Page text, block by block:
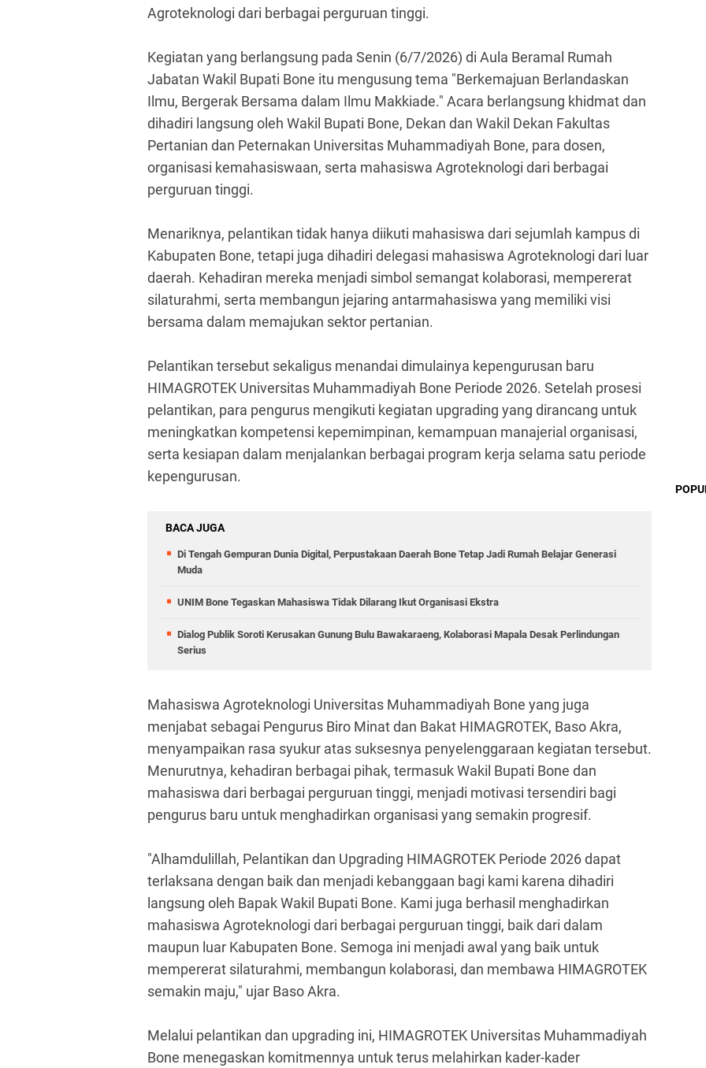
Agroteknologi dari berbagai perguruan tinggi.
Kegiatan yang berlangsung pada Senin (6/7/2026) di Aula Beramal Rumah
Jabatan Wakil Bupati Bone itu mengusung tema "Berkemajuan Berlandaskan
Ilmu, Bergerak Bersama dalam Ilmu Makkiade." Acara berlangsung khidmat dan
dihadiri langsung oleh Wakil Bupati Bone, Dekan dan Wakil Dekan Fakultas
Pertanian dan Peternakan Universitas Muhammadiyah Bone, para dosen,
organisasi kemahasiswaan, serta mahasiswa Agroteknologi dari berbagai
perguruan tinggi.
Menariknya, pelantikan tidak hanya diikuti mahasiswa dari sejumlah kampus di
Kabupaten Bone, tetapi juga dihadiri delegasi mahasiswa Agroteknologi dari luar
daerah. Kehadiran mereka menjadi simbol semangat kolaborasi, mempererat
silaturahmi, serta membangun jejaring antarmahasiswa yang memiliki visi
bersama dalam memajukan sektor pertanian.
Pelantikan tersebut sekaligus menandai dimulainya kepengurusan baru
HIMAGROTEK Universitas Muhammadiyah Bone Periode 2026. Setelah prosesi
pelantikan, para pengurus mengikuti kegiatan upgrading yang dirancang untuk
meningkatkan kompetensi kepemimpinan, kemampuan manajerial organisasi,
serta kesiapan dalam menjalankan berbagai program kerja selama satu periode
kepengurusan.
BACA JUGA
Di Tengah Gempuran Dunia Digital, Perpustakaan Daerah Bone Tetap Jadi Rumah Belajar Generasi
Muda
UNIM Bone Tegaskan Mahasiswa Tidak Dilarang Ikut Organisasi Ekstra
Dialog Publik Soroti Kerusakan Gunung Bulu Bawakaraeng, Kolaborasi Mapala Desak Perlindungan
Serius
Mahasiswa Agroteknologi Universitas Muhammadiyah Bone yang juga
menjabat sebagai Pengurus Biro Minat dan Bakat HIMAGROTEK, Baso Akra,
menyampaikan rasa syukur atas suksesnya penyelenggaraan kegiatan tersebut.
Menurutnya, kehadiran berbagai pihak, termasuk Wakil Bupati Bone dan
mahasiswa dari berbagai perguruan tinggi, menjadi motivasi tersendiri bagi
pengurus baru untuk menghadirkan organisasi yang semakin progresif.
"Alhamdulillah, Pelantikan dan Upgrading HIMAGROTEK Periode 2026 dapat
terlaksana dengan baik dan menjadi kebanggaan bagi kami karena dihadiri
langsung oleh Bapak Wakil Bupati Bone. Kami juga berhasil menghadirkan
mahasiswa Agroteknologi dari berbagai perguruan tinggi, baik dari dalam
maupun luar Kabupaten Bone. Semoga ini menjadi awal yang baik untuk
mempererat silaturahmi, membangun kolaborasi, dan membawa HIMAGROTEK
semakin maju," ujar Baso Akra.
Melalui pelantikan dan upgrading ini, HIMAGROTEK Universitas Muhammadiyah
Bone menegaskan komitmennya untuk terus melahirkan kader-kader